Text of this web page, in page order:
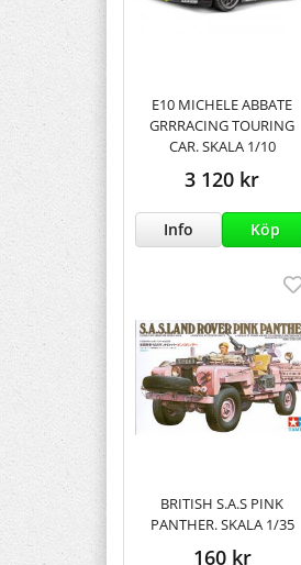
E10 MICHELE ABBATE
GRRRACING TOURING
CAR. SKALA 1/10
3 120 kr
Info Köp
BRITISH S.A.S PINK
PANTHER. SKALA 1/35
160 kr